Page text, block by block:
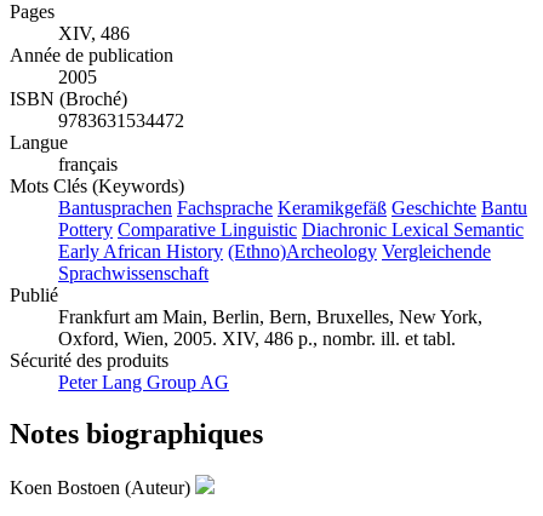
Pages
XIV, 486
Année de publication
2005
ISBN (Broché)
9783631534472
Langue
français
Mots Clés (Keywords)
Bantusprachen Fachsprache Keramikgefäß Geschichte Bantu
Pottery Comparative Linguistic Diachronic Lexical Semantic
Early African History (Ethno)Archeology Vergleichende
Sprachwissenschaft
Publié
Frankfurt am Main, Berlin, Bern, Bruxelles, New York,
Oxford, Wien, 2005. XIV, 486 p., nombr. ill. et tabl.
Sécurité des produits
Peter Lang Group AG
Notes biographiques
Koen Bostoen (Auteur)